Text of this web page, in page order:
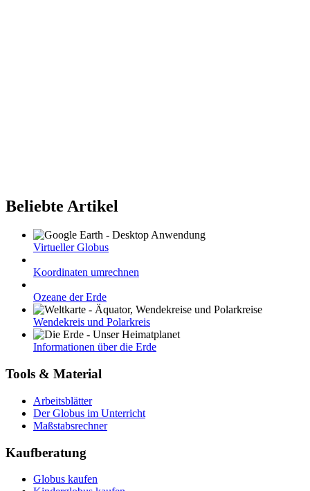
Beliebte Artikel
Virtueller Globus
Koordinaten umrechnen
Ozeane der Erde
Wendekreis und Polarkreis
Informationen über die Erde
Tools & Material
Arbeitsblätter
Der Globus im Unterricht
Maßstabsrechner
Kaufberatung
Globus kaufen